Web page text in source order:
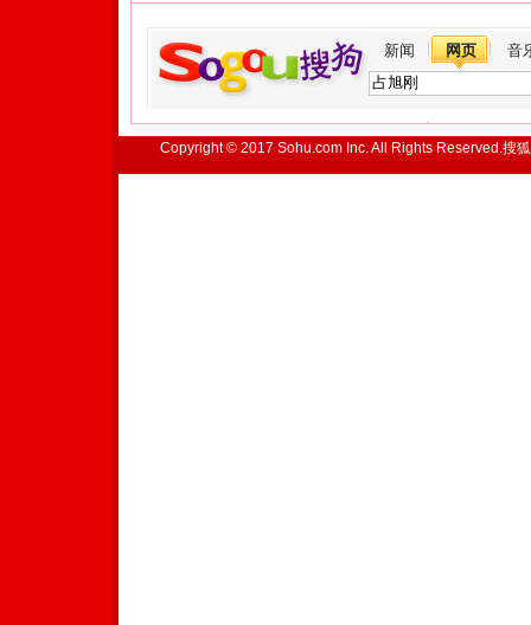
新闻 网页 音
Copyright © 2017 Sohu.com Inc. All Rights Reserved.搜